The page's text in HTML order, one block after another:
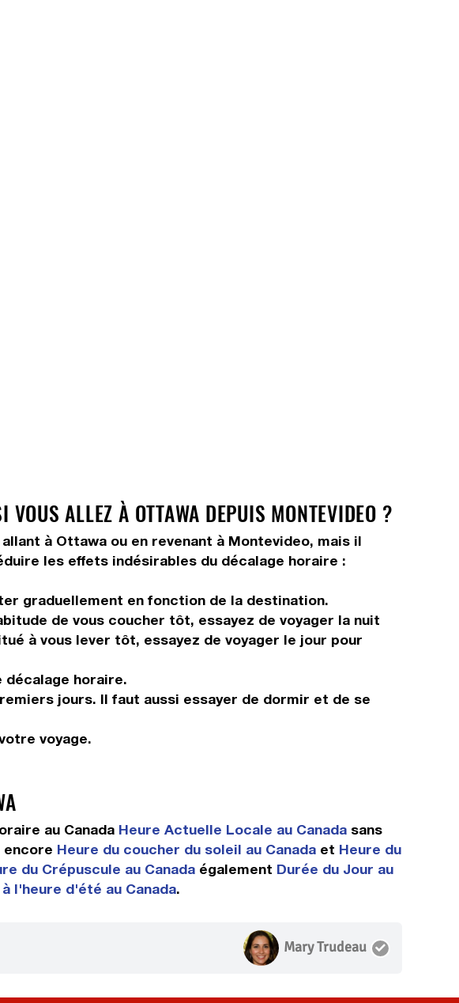
ALLEZ À OTTAWA DEPUIS MONTEVIDEO ?
à Ottawa ou en revenant à Montevideo, mais il
les effets indésirables du décalage horaire :
graduellement en fonction de la destination.
de vous coucher tôt, essayez de voyager la nuit
à vous lever tôt, essayez de voyager le jour pour
décalage horaire.
jours. Il faut aussi essayer de dormir et de se
voyage.
au Canada Heure Actuelle Locale au Canada sans
encore Heure du coucher du soleil au Canada et Heure du
du Crépuscule au Canada également Durée du Jour au
l'heure d'été au Canada.
Mary Trudeau